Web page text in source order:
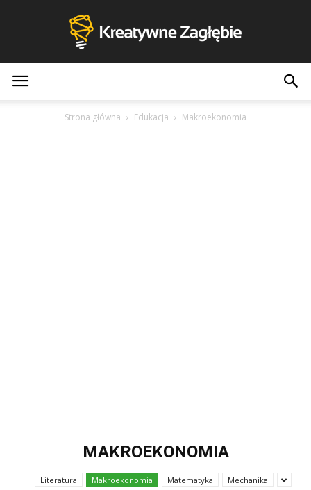
Strona główna Edukacja Makroekonomia
MAKROEKONOMIA
Literatura Makroekonomia Matematyka Mechanika